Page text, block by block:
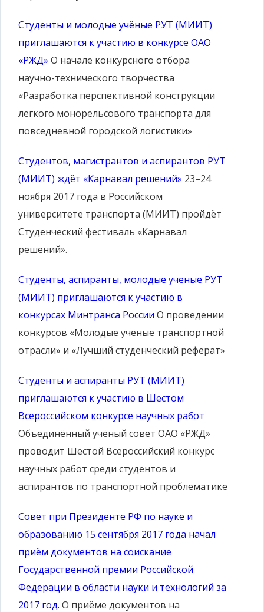
Студенты и молодые учёные РУТ (МИИТ)
приглашаются к участию в конкурсе ОАО
«РЖД» О начале конкурсного отбора
научно-технического творчества
«Разработка перспективной конструкции
легкого монорельсового транспорта для
повседневной городской логистики»
Студентов, магистрантов и аспирантов РУТ
(МИИТ) ждёт «Карнавал решений» 23–24
ноября 2017 года в Российском
университете транспорта (МИИТ) пройдёт
Студенческий фестиваль «Карнавал
решений».
Студенты, аспиранты, молодые ученые РУТ
(МИИТ) приглашаются к участию в
конкурсах Минтранса России О проведении
конкурсов «Молодые ученые транспортной
отрасли» и «Лучший студенческий реферат»
Студенты и аспиранты РУТ (МИИТ)
приглашаются к участию в Шестом
Всероссийском конкурсе научных работ
Объединённый учёный совет ОАО «РЖД»
проводит Шестой Всероссийский конкурс
научных работ среди студентов и
аспирантов по транспортной проблематике
Совет при Президенте РФ по науке и
образованию 15 сентября 2017 года начал
приём документов на соискание
Государственной премии Российской
Федерации в области науки и технологий за
2017 год. О приёме документов на